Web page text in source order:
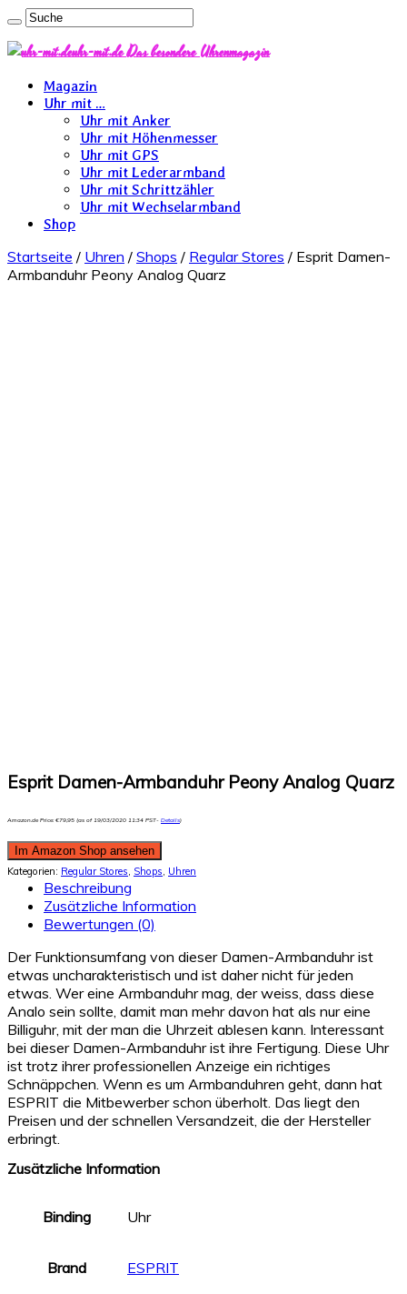
uhr-mit.de Das besondere Uhrenmagazin
Magazin
Uhr mit …
Uhr mit Anker
Uhr mit Höhenmesser
Uhr mit GPS
Uhr mit Lederarmband
Uhr mit Schrittzähler
Uhr mit Wechselarmband
Shop
Startseite / Uhren / Shops / Regular Stores / Esprit Damen-
Armbanduhr Peony Analog Quarz
Esprit Damen-Armbanduhr Peony Analog Quarz
Amazon.de Price:€79,95 (as of 19/03/2020 11:34 PST- Details)
Im Amazon Shop ansehen
Kategorien: Regular Stores, Shops, Uhren
Beschreibung
Zusätzliche Information
Bewertungen (0)
Der Funktionsumfang von dieser Damen-Armbanduhr ist
etwas uncharakteristisch und ist daher nicht für jeden
etwas. Wer eine Armbanduhr mag, der weiss, dass diese
Analo sein sollte, damit man mehr davon hat als nur eine
Billiguhr, mit der man die Uhrzeit ablesen kann. Interessant
bei dieser Damen-Armbanduhr ist ihre Fertigung. Diese Uhr
ist trotz ihrer professionellen Anzeige ein richtiges
Schnäppchen. Wenn es um Armbanduhren geht, dann hat
ESPRIT die Mitbewerber schon überholt. Das liegt den
Preisen und der schnellen Versandzeit, die der Hersteller
erbringt.
Zusätzliche Information
Binding Uhr
Brand ESPRIT